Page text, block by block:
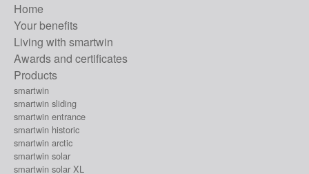
Home
Your benefits
Living with smartwin
Awards and certificates
Products
smartwin
smartwin sliding
smartwin entrance
smartwin historic
smartwin arctic
smartwin solar
smartwin solar XL